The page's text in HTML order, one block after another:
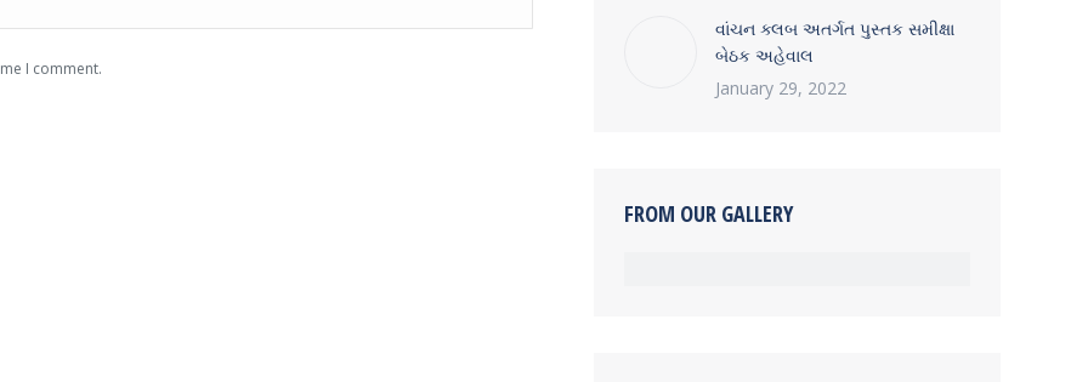
I comment.
વાંચન ક્લબ અતર્ગત પુસ્તક સમીક્ષા
બેઠક અહેવાલ
January 29, 2022
FROM OUR GALLERY